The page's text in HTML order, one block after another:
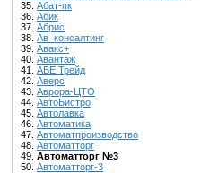
35. Абат-пк
36. Абик
37. Абрис
38. Ав_консалтинг
39. Авакс+
40. Авантаж
41. АВЕ Трейд
42. Аверс
43. Аврора-ЦТО
44. АвтоБистро
45. Автолавка
46. Автоматика
47. Автоматпроизводство
48. Автоматторг
49. Автоматторг №3
50. Автоматторг-3